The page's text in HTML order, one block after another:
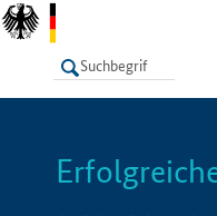
LISTE